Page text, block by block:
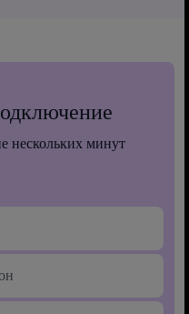
нескольких минут